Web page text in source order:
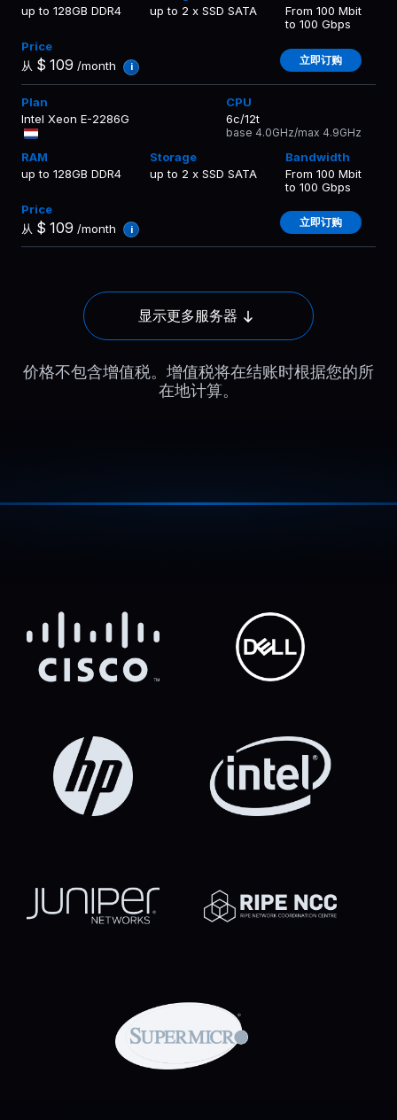
up to 128GB DDR4 up to 2 x SSD SATA
From 100 Mbit
to 100 Gbps
从 $ 109 /month i
立即订购
Intel Xeon E-2286G 6c/12t
base 4.0GHz/max 4.9GHz
up to 128GB DDR4 up to 2 x SSD SATA
From 100 Mbit
to 100 Gbps
从 $ 109 /month i
立即订购
显示更多服务器
价格不包含增值税。增值税将在结账时根据您的所
在地计算。